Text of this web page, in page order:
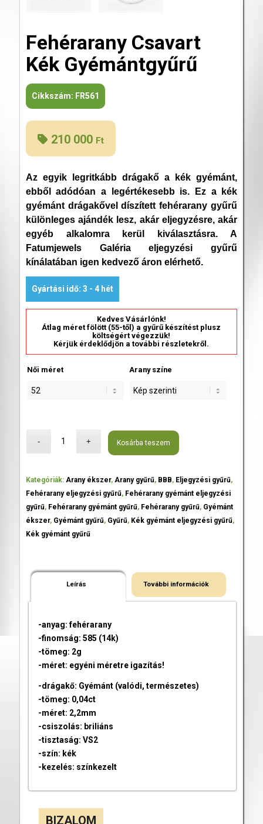
Fehérarany Csavart
Kék Gyémántgyűrű
Cikkszám: FR561
210 000 Ft
Az egyik legritkább drágakő a kék gyémánt,
ebből adódóan a legértékesebb is. Ez a kék
gyémánt drágakővel díszített fehérarany gyűrű
különleges ajándék lesz, akár eljegyzésre, akár
egyéb alkalomra kerül kiválasztásra. A
Fatumjewels Galéria eljegyzési gyűrű
kínálatában igen kedvező áron elérhető.
Gyártási idő: 3 - 4 hét
Kedves Vásárlónk!
Átlag méret fölött (55-től) a gyűrű készítést plusz
költségért végezzük!
Kérjük érdeklődjön a további részletekről.
Női méret Arany színe
Kosárba teszem
Kategóriák: Arany ékszer, Arany gyűrű, BBB, Eljegyzési gyűrű,
Fehérarany eljegyzési gyűrű, Fehérarany gyémánt eljegyzési
gyűrű, Fehérarany gyémánt gyűrű, Fehérarany gyűrű, Gyémánt
ékszer, Gyémánt gyűrű, Gyűrű, Kék gyémánt eljegyzési gyűrű,
Kék gyémánt gyűrű
Leírás További információk
-anyag: fehérarany
-finomság: 585 (14k)
-tömeg: 2g
-méret: egyéni méretre igazítás!
-drágakő: Gyémánt (valódi, természetes)
-tömeg: 0,04ct
-méret: 2,2mm
-csiszolás: briliáns
-tisztaság: VS2
-szín: kék
-kezelés: színkezelt
BIZALOM